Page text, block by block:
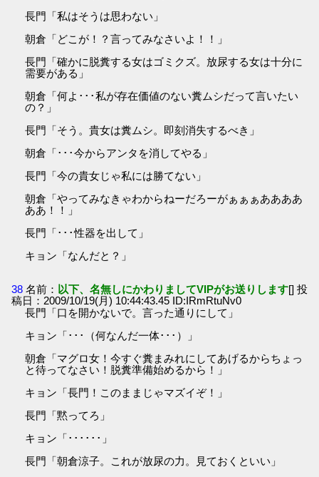
長門「私はそうは思わない」
朝倉「どこが！？言ってみなさいよ！！」
長門「確かに脱糞する女はゴミクズ。放尿する女は十分に
需要がある」
朝倉「何よ･･･私が存在価値のない糞ムシだって言いたい
の？」
長門「そう。貴女は糞ムシ。即刻消失するべき」
朝倉「･･･今からアンタを消してやる」
長門「今の貴女じゃ私には勝てない」
朝倉「やってみなきゃわからねーだろーがぁぁぁああああ
ああ！！」
長門「･･･性器を出して」
キョン「なんだと？」
38 名前： 以下、名無しにかわりましてVIPがお送りします[] 投
稿日：2009/10/19(月) 10:44:43.45 ID:IRmRtuNv0
長門「口を開かないで。言った通りにして」
キョン「･･･（何なんだ一体･･･）」
朝倉「マグロ女！今すぐ糞まみれにしてあげるからちょっ
と待ってなさい！脱糞準備始めるから！」
キョン「長門！このままじゃマズイぞ！」
長門「黙ってろ」
キョン「･･････」
長門「朝倉涼子。これが放尿の力。見ておくといい」